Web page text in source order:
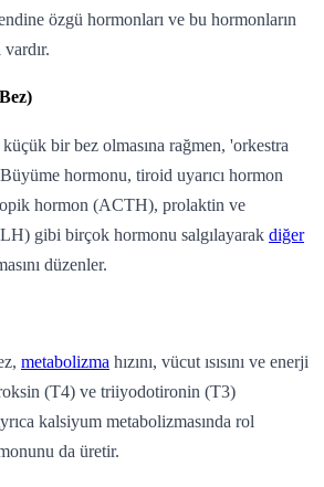
özgü hormonları ve bu hormonların
bir bez olmasına rağmen, 'orkestra
hormonu, tiroid uyarıcı hormon
hormon (ACTH), prolaktin ve
gibi birçok hormonu salgılayarak diğer
düzenler.
metabolizma hızını, vücut ısısını ve enerji
(T4) ve triiyodotironin (T3)
kalsiyum metabolizmasında rol
da üretir.